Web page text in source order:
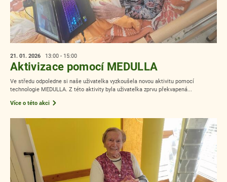
21. 01. 2026 13:00 - 15:00
Aktivizace pomocí MEDULLA
Ve středu odpoledne si naše uživatelka vyzkoušela novou aktivitu pomocí
technologie MEDULLA. Z této aktivity byla uživatelka zprvu překvapená...
Více o této akci